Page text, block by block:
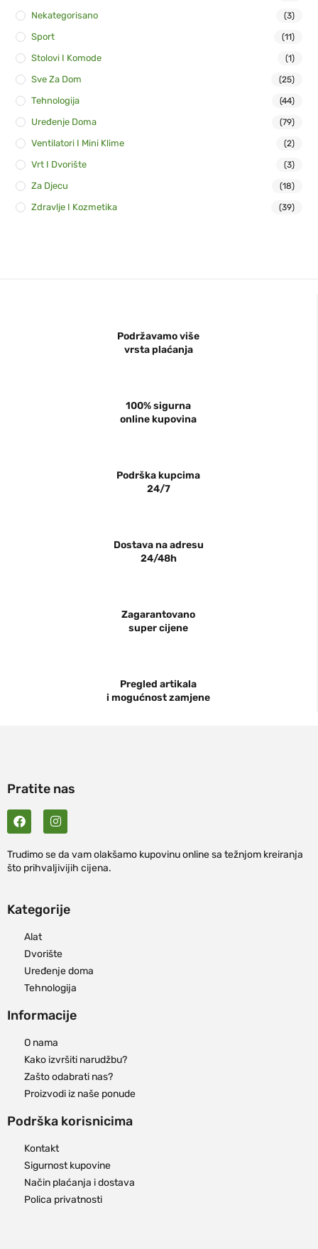
Nekategorisano (3)
Sport (11)
Stolovi I Komode (1)
Sve Za Dom (25)
Tehnologija (44)
Uređenje Doma (79)
Ventilatori I Mini Klime (2)
Vrt I Dvorište (3)
Za Djecu (18)
Zdravlje I Kozmetika (39)
Podržavamo više
vrsta plaćanja
100% sigurna
online kupovina
Podrška kupcima
24/7
Dostava na adresu
24/48h
Zagarantovano
super cijene
Pregled artikala
i mogućnost zamjene
Pratite nas
Trudimo se da vam olakšamo kupovinu online sa težnjom kreiranja
što prihvaljivijih cijena.
Kategorije
Alat
Dvorište
Uređenje doma
Tehnologija
Informacije
O nama
Kako izvršiti narudžbu?
Zašto odabrati nas?
Proizvodi iz naše ponude
Podrška korisnicima
Kontakt
Sigurnost kupovine
Način plaćanja i dostava
Polica privatnosti